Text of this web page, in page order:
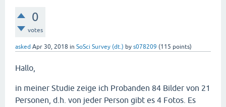
0
votes
asked Apr 30, 2018 in SoSci Survey (dt.) by s078209 (115 points)
Hallo,
in meiner Studie zeige ich Probanden 84 Bilder von 21
Personen, d.h. von jeder Person gibt es 4 Fotos. Es